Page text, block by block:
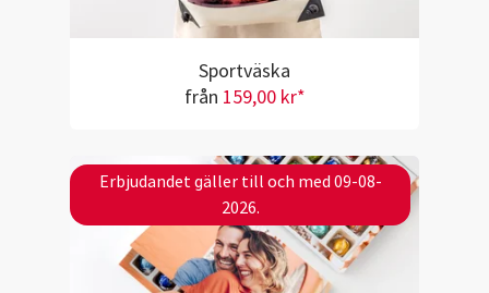
Sportväska
från 159,00 kr*
Erbjudandet gäller till och med 09-08-
2026.